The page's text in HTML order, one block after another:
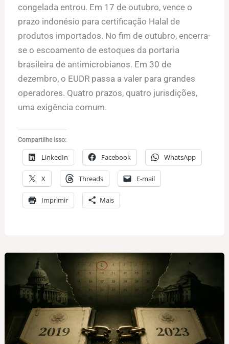
congelada entrou. Em 17 de outubro, vence o
prazo indonésio para certificação Halal de
produtos importados. No fim de outubro, encerra-
se o escoamento de estoques da portaria
brasileira de antimicrobianos. Em 30 de
dezembro, o EUDR passa a valer para grandes
operadores. Quatro prazos, quatro jurisdições,
uma exigência comum.
Compartilhe isso:
LinkedIn Facebook WhatsApp
X Threads E-mail
Imprimir Mais